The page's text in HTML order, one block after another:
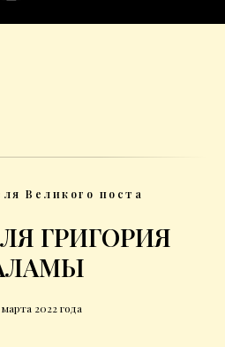
Великого поста
ГРИГОРИЯ
2022 года